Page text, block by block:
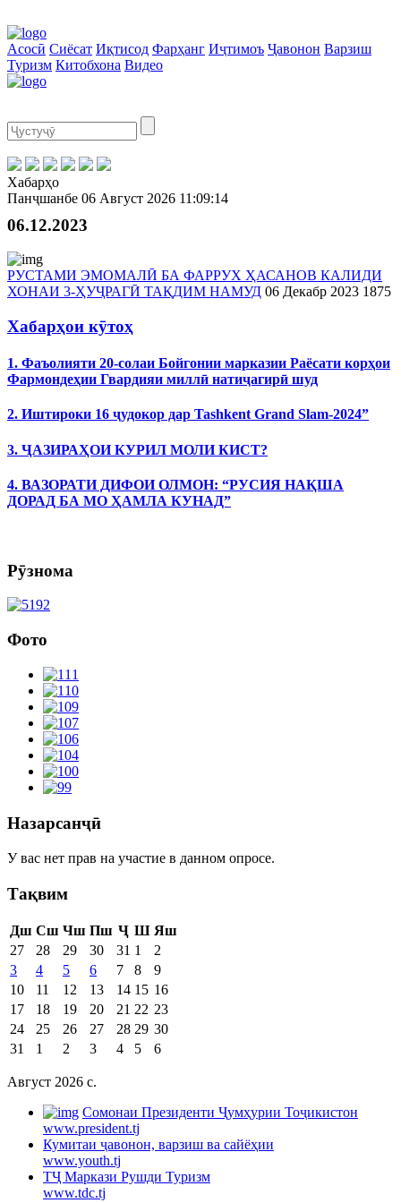
Асосӣ Сиёсат Иқтисод Фарҳанг Иҷтимоъ Ҷавонон Варзиш
Туризм Китобхона Видео
Хабарҳо
Панҷшанбе 06 Август 2026 11:09:14
06.12.2023
РУСТАМИ ЭМОМАЛӢ БА ФАРРУХ ҲАСАНОВ КАЛИДИ
ХОНАИ 3-ҲУҶРАГӢ ТАҚДИМ НАМУД 06 Декабр 2023 1875
Хабарҳои кӯтоҳ
1. Фаъолияти 20-солаи Бойгонии марказии Раёсати корҳои
Фармондеҳии Гвардияи миллӣ натиҷагирӣ шуд
2. Иштироки 16 ҷудокор дар Tashkent Grand Slam-2024”
3. ҶАЗИРАҲОИ КУРИЛ МОЛИ КИСТ?
4. ВАЗОРАТИ ДИФОИ ОЛМОН: “РУСИЯ НАҚША
ДОРАД БА МО ҲАМЛА КУНАД”
Рӯзнома
Фото
Назарсанҷӣ
У вас нет прав на участие в данном опросе.
Тақвим
Дш Сш Чш Пш Ҷ Ш Яш
27
28 29 30 31 1
2
3
4 5 6 7 8
9
10
11 12 13 14 15 16
17
18 19 20 21 22 23
24
25 26 27 28 29 30
31
1 2 3 4 5 6
Август 2026 c.
Cомонаи Президенти Ҷумҳурии Тоҷикистон
www.president.tj
Кумитаи ҷавонон, варзиш ва сайёҳии
www.youth.tj
ТҶ Маркази Рушди Туризм
www.tdc.tj